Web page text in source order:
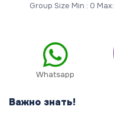
Group Size Min : 0
Whatsapp
Важно знать!